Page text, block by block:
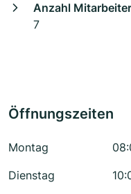
Anzahl Mitarbeiter
7
Öffnungszeiten
Montag
Dienstag